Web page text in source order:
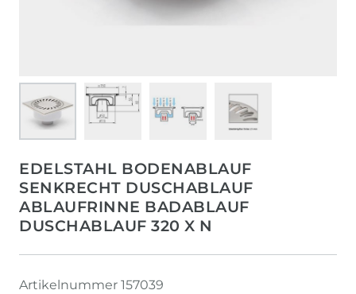
EDELSTAHL BODENABLAUF
SENKRECHT DUSCHABLAUF
ABLAUFRINNE BADABLAUF
DUSCHABLAUF 320 X N
Artikelnummer 157039